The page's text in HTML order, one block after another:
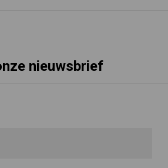
nieuwsbrief